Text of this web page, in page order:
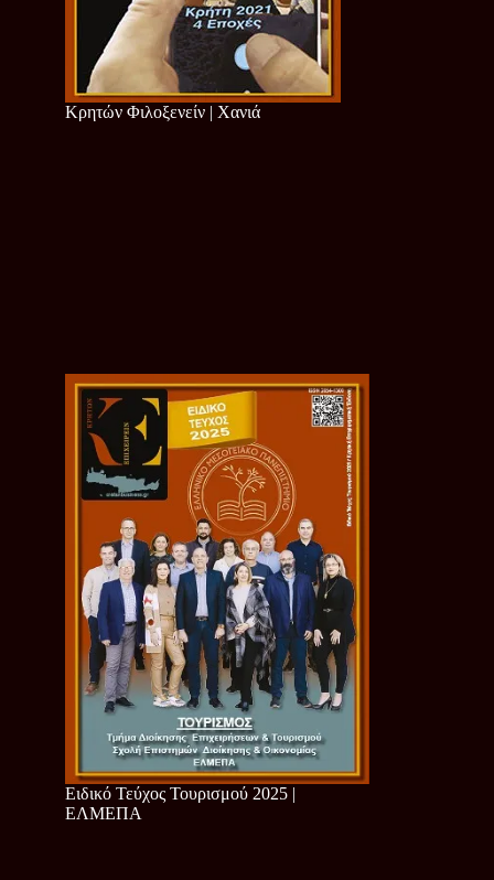
Κρητών Φιλοξενείν | Χανιά
Ειδικό Τεύχος Τουρισμού 2025 |
ΕΛΜΕΠΑ